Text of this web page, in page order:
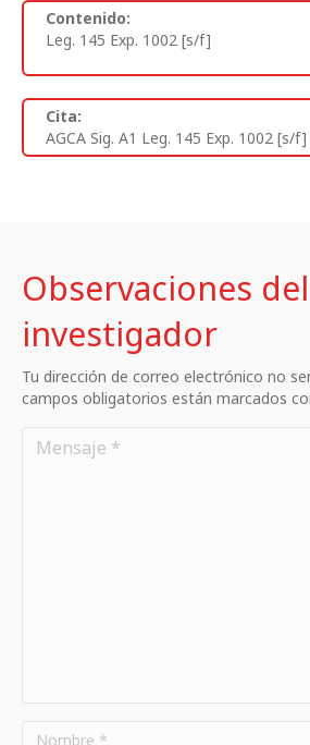
Contenido:
Leg. 145 Exp. 1002 [s/f]
Cita:
AGCA Sig. A1 Leg. 145 Exp. 1002 [s/f]
Observaciones del
investigador
Tu dirección de correo electrónico no
campos obligatorios están marcados